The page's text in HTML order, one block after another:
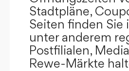
Stadtpläne,
Seiten finden Sie
unter anderem
Postfilialen,
Rewe-Märkte